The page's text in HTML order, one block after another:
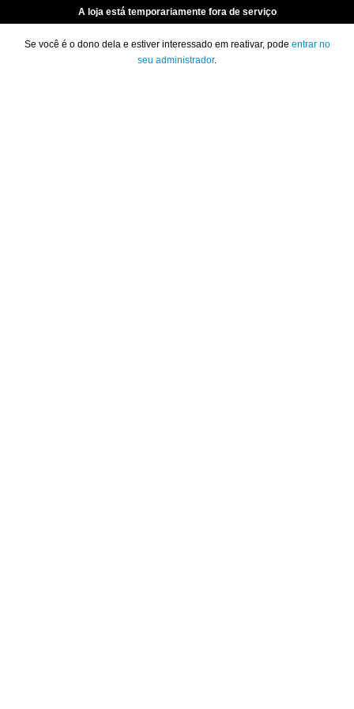
A loja está temporariamente fora de serviço
Se você é o dono dela e estiver interessado em reativar, pode entrar no
seu administrador.